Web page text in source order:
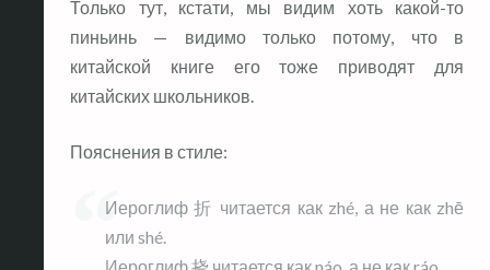
Только тут, кстати, мы видим хоть какой-то
пиньинь — видимо только потому, что в
китайской книге его тоже приводят для
китайских школьников.
Пояснения в стиле:
Иероглиф 折 читается как zhé, а не как zhē
или shé.
Иероглиф 挠 читается как náo, а не как ráo.